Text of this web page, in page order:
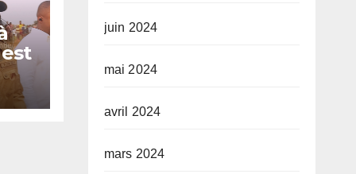
juin 2024
mai 2024
avril 2024
mars 2024